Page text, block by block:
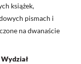
książek,
pismach i
na dwanaście